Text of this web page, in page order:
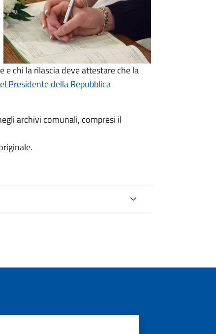
e chi la rilascia deve attestare che la
Presidente della Repubblica
archivi comunali, compresi il